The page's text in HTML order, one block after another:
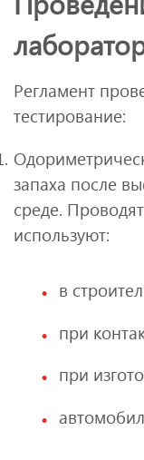
Регламент
тестирование:
запаха после
среде.
используют:
в
при
при